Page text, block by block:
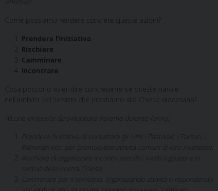
Come possiamo rendere concrete queste azioni?
Prendere l’iniziativa
Rischiare
Camminare
Incontrare
Cosa possono voler dire concretamente queste parole
nell’ambito del servizio che prestiamo alla Chiesa diocesana?
Prendere l’iniziativa
di organizzare incontri specifici rivolti a gruppi e/o
per il territorio, organizzando attività o rispondendo